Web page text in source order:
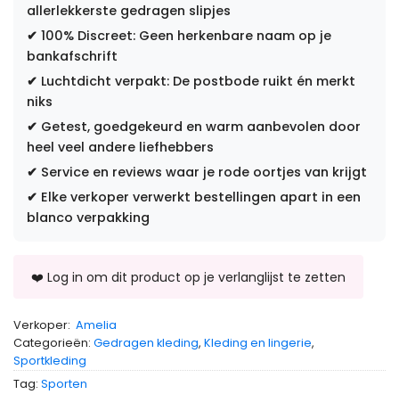
allerlekkerste gedragen slipjes
✔ 100% Discreet: Geen herkenbare naam op je
bankafschrift
✔ Luchtdicht verpakt: De postbode ruikt én merkt
niks
✔ Getest, goedgekeurd en warm aanbevolen door
heel veel andere liefhebbers
✔ Service en reviews waar je rode oortjes van krijgt
✔ Elke verkoper verwerkt bestellingen apart in een
blanco verpakking
Verkoper: Amelia
Categorieën: Gedragen kleding, Kleding en lingerie,
Sportkleding
Tag: Sporten